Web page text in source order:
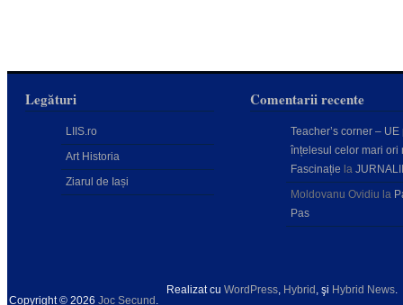
Legături
LIIS.ro
Art Historia
Ziarul de Iași
Comentarii recente
Teacher’s corner – UE
înțelesul celor mari ori
Fascinație la
Moldovanu Ovidiu la
Pas
Copyright © 2026 Joc Secund .
Realizat cu WordPress, Hybrid , şi Hybrid News.